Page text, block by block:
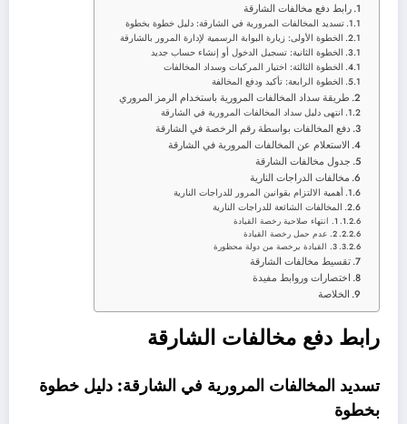
رابط دفع مخالفات الشارقة
تسديد المخالفات المرورية في الشارقة: دليل خطوة بخطوة
الخطوة الأولى: زيارة البوابة الرسمية لإدارة المرور بالشارقة
الخطوة الثانية: تسجيل الدخول أو إنشاء حساب جديد
الخطوة الثالثة: اختيار المركبات وسداد المخالفات
الخطوة الرابعة: تأكيد ودفع المخالفة
طريقة سداد المخالفات المرورية باستخدام الرمز المروري
انتهى دليل سداد المخالفات المرورية في الشارقة
دفع المخالفات بواسطة رقم الرخصة في الشارقة
الاستعلام عن المخالفات المرورية في الشارقة
جدول مخالفات الشارقة
مخالفات الدراجات النارية
أهمية الالتزام بقوانين المرور للدراجات النارية
المخالفات الشائعة للدراجات النارية
1. انتهاء صلاحية رخصة القيادة
2. عدم حمل رخصة القيادة
3. القيادة برخصة من دولة محظورة
تقسيط مخالفات الشارقة
اختصارات وروابط مفيدة
الخلاصة
رابط دفع مخالفات الشارقة
تسديد المخالفات المرورية في الشارقة: دليل خطوة
بخطوة